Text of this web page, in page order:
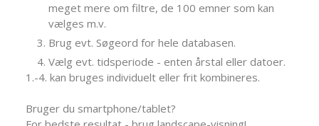
meget mere om filtre, de 100 emner som kan
vælges m.v.
Brug evt. Søgeord for hele databasen.
Vælg evt. tidsperiode - enten årstal eller datoer.
1.-4. kan bruges individuelt eller frit kombineres.
Bruger du smartphone/tablet?